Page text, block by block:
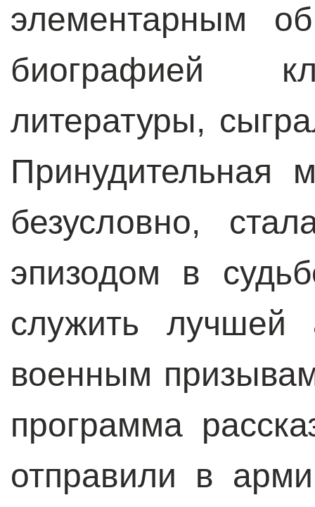
элементарным
биографией
литературы,
Принудительная
безусловно,
эпизодом в
служить лучшей
военным
программа
отправили в